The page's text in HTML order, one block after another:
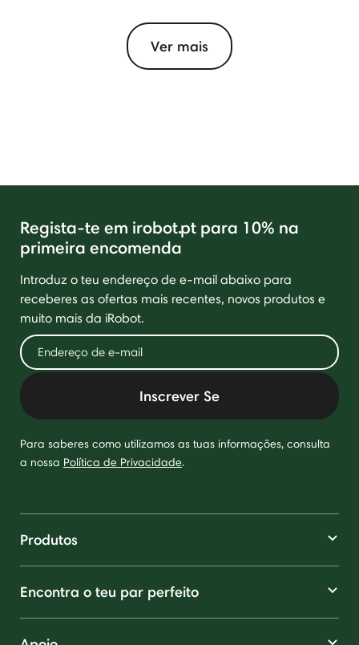
Ver mais
Regista-te em irobot.pt para 10% na
primeira encomenda
Introduz o teu endereço de e-mail abaixo para
receberes as ofertas mais recentes, novos produtos e
muito mais da iRobot.
Inscrever Se
Para saberes como utilizamos as tuas informações, consulta
a nossa Política de Privacidade.
Produtos
Encontra o teu par perfeito